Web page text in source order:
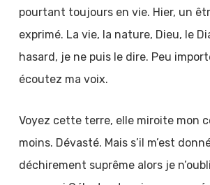
pourtant toujours en vie. Hier, un
exprimé. La vie, la nature, Dieu, le
hasard, je ne puis le dire. Peu
écoutez ma voix.
Voyez cette terre, elle miroite mon
moins. Dévasté. Mais s’il m’est
déchirement suprême alors je